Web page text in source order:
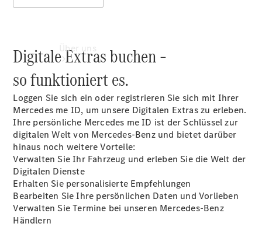
Über uns
Unternehmen
Ansprechpartner
Standort &
Öffnungszeiten
Kontaktformular
Digitale Extras buchen –
so funktioniert es.
Loggen Sie sich ein oder registrieren Sie sich mit Ihrer
Mercedes me ID, um unsere Digitalen Extras zu erleben.
Ihre persönliche Mercedes me ID ist der Schlüssel zur
digitalen Welt von Mercedes-Benz und bietet darüber
hinaus noch weitere Vorteile:
Verwalten Sie Ihr Fahrzeug und erleben Sie die Welt der
Digitalen Dienste
Erhalten Sie personalisierte Empfehlungen
Bearbeiten Sie Ihre persönlichen Daten und Vorlieben
Verwalten Sie Termine bei unseren Mercedes-Benz
Händlern